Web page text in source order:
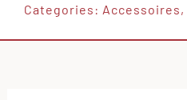
Categories: Accessoires,